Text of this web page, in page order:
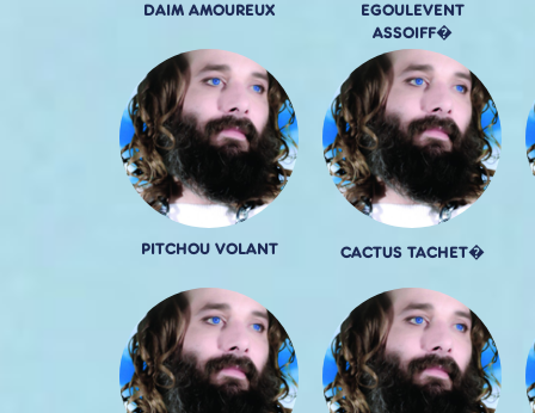
DAIM AMOUREUX
EGOULEVENT
ASSOIFF�
PITCHOU VOLANT CACTUS TACHET�